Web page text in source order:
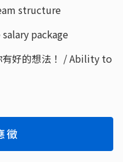
structure
package
有好的想法！ / Ability to
徵